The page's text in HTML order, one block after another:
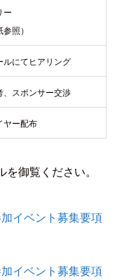
ー
照）
ルにてヒアリング
、スポンサー交渉
ヤー配布
御覧ください。
イベント募集要項
イベント募集要項